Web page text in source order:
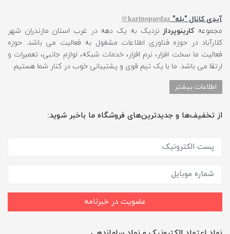
آیدی کانال "بله" karinopardaz@
مجموعهکارینوپرداز نزدیک به یک دهه در غرب استان مازندران شهر
کلارآباد در حوزه فناوری اطلاعات مشغول به فعالیت می باشد. حوزه
فعالیت ما سخت افزار، نرم افزار، خدمات شبکه، لوازم جانبی، تعمیرات و
ارتقا می باشد. ما با یک تیم قوی و پشتیبانی خوب در کنار شما هستیم.
اطلاعات بیشتر
از تخفیف‌ها و جدیدترین‌های فروشگاه ما باخبر شوید:
عضویت در خبرنامه